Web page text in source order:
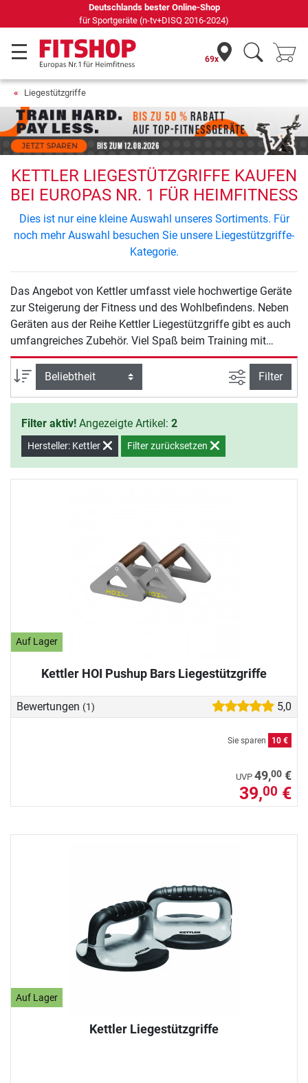
Deutschlands bester Online-Shop
für Sportgeräte (n-tv+DISQ 2016-2024)
69x
Liegestützgriffe
KETTLER LIEGESTÜTZGRIFFE KAUFEN
BEI EUROPAS NR. 1 FÜR HEIMFITNESS
Dies ist nur eine kleine Auswahl unseres Sortiments. Für
noch mehr Auswahl besuchen Sie unsere Liegestützgriffe-
Kategorie.
Das Angebot von Kettler umfasst viele hochwertige Geräte
zur Steigerung der Fitness und des Wohlbefindens. Neben
Geräten aus der Reihe Kettler Liegestützgriffe gibt es auch
umfangreiches Zubehör. Viel Spaß beim Training mit
Kettler.
Sortierung
Ansicht
Filter
Filter aktiv! Angezeigte Artikel: 2
Hersteller: Kettler Filter zurücksetzen
Auf Lager
Kettler HOI Pushup Bars Liegestützgriffe
Bewertungen (1) 5,0
Sie sparen 10 €
UVP 49,00 €
39,00 €
Auf Lager
Kettler Liegestützgriffe